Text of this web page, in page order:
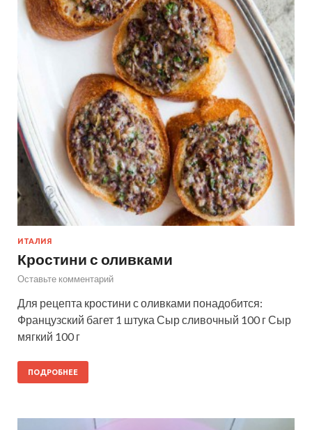
ИТАЛИЯ
Кростини с оливками
Оставьте комментарий
Для рецепта кростини с оливками понадобится:
Французский багет 1 штука Сыр сливочный 100 г Сыр
мягкий 100 г
ПОДРОБНЕЕ